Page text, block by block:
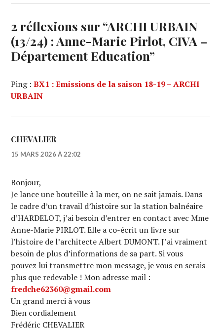
2 réflexions sur “ARCHI URBAIN
(13/24) : Anne-Marie Pirlot, CIVA –
Département Education”
Ping :BX1 : Emissions de la saison 18-19 – ARCHI
URBAIN
CHEVALIER
15 MARS 2026 À 22:02
Bonjour,
Je lance une bouteille à la mer, on ne sait jamais. Dans
le cadre d’un travail d’histoire sur la station balnéaire
d’HARDELOT, j’ai besoin d’entrer en contact avec Mme
Anne-Marie PIRLOT. Elle a co-écrit un livre sur
l’histoire de l’architecte Albert DUMONT. J’ai vraiment
besoin de plus d’informations de sa part. Si vous
pouvez lui transmettre mon message, je vous en serais
plus que redevable ! Mon adresse mail :
fredche62360@gmail.com
Un grand merci à vous
Bien cordialement
Frédéric CHEVALIER